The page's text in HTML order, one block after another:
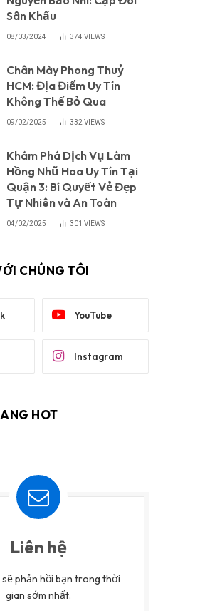
Sân Khấu
08/03/2024 374 VIEWS
Chân Mày Phong Thuỷ
HCM: Địa Điểm Uy Tín
Không Thể Bỏ Qua
09/02/2025 332VIEWS
Khám Phá Dịch Vụ Làm
Hồng Nhũ Hoa Uy Tín Tại
Quận 3: Bí Quyết Vẻ Đẹp
Tự Nhiên và An Toàn
04/02/2025 301 VIEWS
CHÚNG TÔI
YouTube
Instagram
HOT
Liên hệ
phản hồi bạn trong thời
gian sớm nhất.